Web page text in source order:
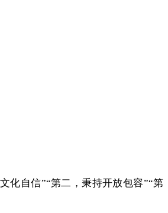
化自信”“第二，秉持开放包容”“第